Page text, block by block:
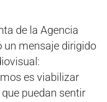
de la Agencia
un mensaje dirigido
es viabilizar
puedan sentir